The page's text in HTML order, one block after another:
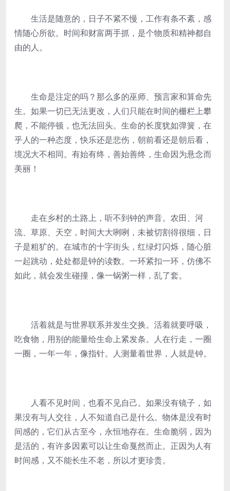
生活是随意的，日子不紧不慢，工作有条不紊，感
情随心所欲。时间和财富两手抓，是个物质和精神都自
由的人。
生命是注定的吗？那么多的巫师、预言家和算命先
生。如果一切已无法更改，人们只能在时间的栅栏上攀
爬，不能停顿，也无法回头。生命的长度犹如弹簧，在
乎人的一种态度，快乐还是悲伤，朝前看还是朝后看，
境况大不相同。有始有终，善始善终，生命因为悬念而
美丽！
走在乡村的土路上，听不到钟的声音。农田、河
流、草原、天空，时间大大咧咧，未被切割得很细，日
子是粗犷的。在城市的十字街头，红绿灯闪烁，随心脏
一起跳动，处处都是钟的读数。一环紧扣一环，仿佛不
如此，就会发生碰撞，像一锅粥一样，乱了套。
活着就是与世界联系并发生交换。活着就要呼吸，
吃食物，用别的能量给生命上紧发条。人在行走，一圈
一圈，一年一年，像指针。人测量着世界，人就是钟。
人看不见时间，也看不见自己。如果没有镜子，如
果没有与人交往，人不知道自己是什么。物体是没有时
间感的，它们从古至今，永恒地存在。生命脆弱，因为
是活的，有许多因素可以让生命戛然而止。正因为人有
时间感，又不能长生不老，所以才更珍贵。